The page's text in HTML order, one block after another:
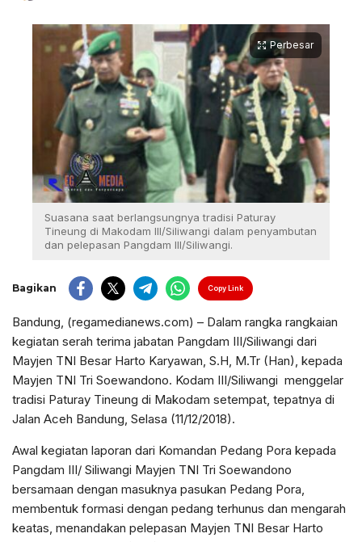
Perbesar
Suasana saat berlangsungnya tradisi Paturay
Tineung di Makodam III/Siliwangi dalam penyambutan
dan pelepasan Pangdam III/Siliwangi.
Bagikan Copy Link
Bandung, (regamedianews.com) – Dalam rangka rangkaian
kegiatan serah terima jabatan Pangdam III/Siliwangi dari
Mayjen TNI Besar Harto Karyawan, S.H, M.Tr (Han), kepada
Mayjen TNI Tri Soewandono. Kodam III/Siliwangi menggelar
tradisi Paturay Tineung di Makodam setempat, tepatnya di
Jalan Aceh Bandung, Selasa (11/12/2018).
Awal kegiatan laporan dari Komandan Pedang Pora kepada
Pangdam III/ Siliwangi Mayjen TNI Tri Soewandono
bersamaan dengan masuknya pasukan Pedang Pora,
membentuk formasi dengan pedang terhunus dan mengarah
keatas, menandakan pelepasan Mayjen TNI Besar Harto